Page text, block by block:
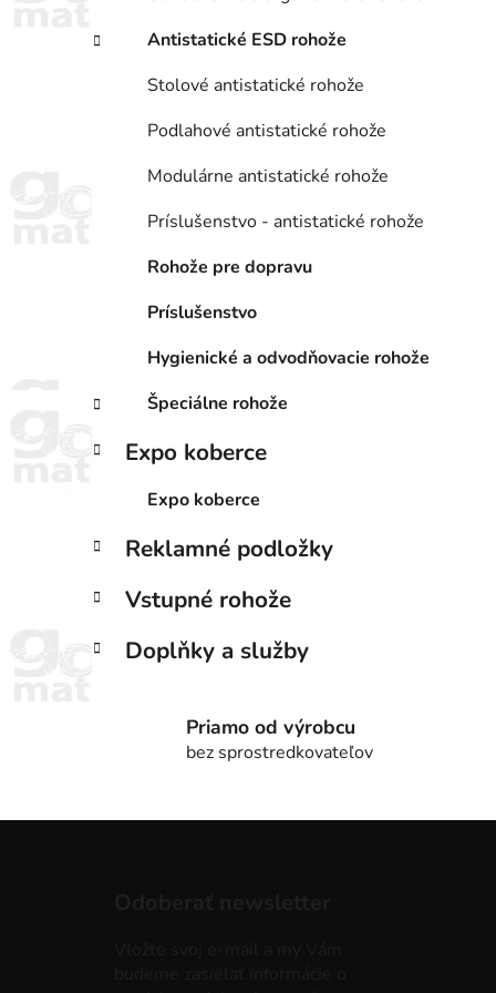
Antistatické ESD rohože
Stolové antistatické rohože
Podlahové antistatické rohože
Modulárne antistatické rohože
Príslušenstvo - antistatické rohože
Rohože pre dopravu
Príslušenstvo
Hygienické a odvodňovacie rohože
Špeciálne rohože
Expo koberce
Expo koberce
Reklamné podložky
Vstupné rohože
Doplňky a služby
Priamo od výrobcu
bez sprostredkovateľov